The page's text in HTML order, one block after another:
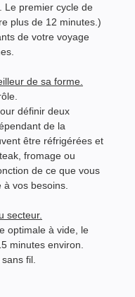
Le premier cycle de
plus de 12 minutes.)
de votre voyage
de sa forme.
définir deux
de la
être réfrigérées et
fromage ou
de ce que vous
vos besoins.
secteur.
optimale à vide, le
minutes environ.
fil.